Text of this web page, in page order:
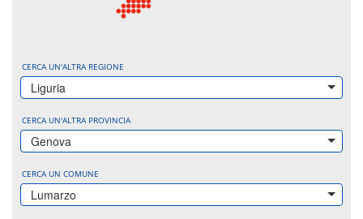
CERCA UN'ALTRA REGIONE
Liguria
CERCA UN'ALTRA PROVINCIA
Genova
CERCA UN COMUNE
Lumarzo